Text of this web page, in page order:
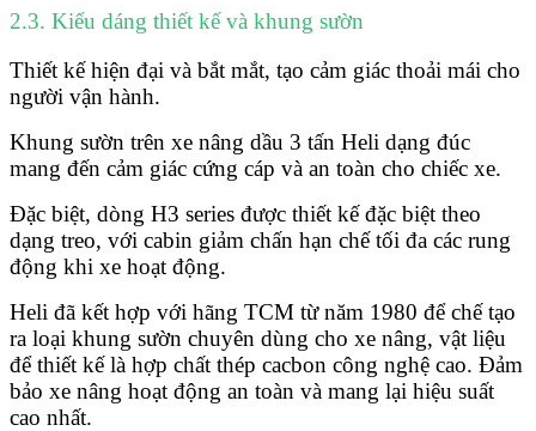
2.3. Kiểu dáng thiết kế và khung sườn
Thiết kế hiện đại và bắt mắt, tạo cảm giác thoải mái cho
người vận hành.
Khung sườn trên xe nâng dầu 3 tấn Heli dạng đúc
mang đến cảm giác cứng cáp và an toàn cho chiếc xe.
Đặc biệt, dòng H3 series được thiết kế đặc biệt theo
dạng treo, với cabin giảm chấn hạn chế tối đa các rung
động khi xe hoạt động.
Heli đã kết hợp với hãng TCM từ năm 1980 để chế tạo
ra loại khung sườn chuyên dùng cho xe nâng, vật liệu
để thiết kế là hợp chất thép cacbon công nghệ cao. Đảm
bảo xe nâng hoạt động an toàn và mang lại hiệu suất
cao nhất.